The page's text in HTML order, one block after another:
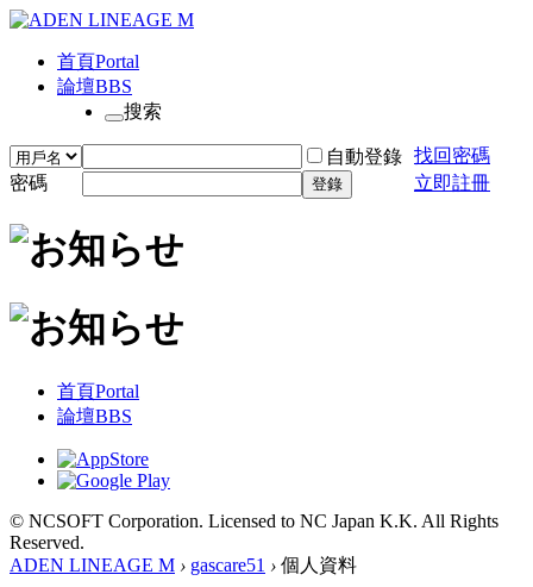
首頁Portal
論壇BBS
搜索
自動登錄 找回密碼
密碼
登錄 立即註冊
首頁Portal
論壇BBS
© NCSOFT Corporation. Licensed to NC Japan K.K. All Rights
Reserved.
ADEN LINEAGE M › gascare51 › 個人資料